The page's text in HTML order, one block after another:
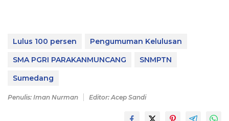
Lulus 100 persen
Pengumuman Kelulusan
SMA PGRI PARAKANMUNCANG
SNMPTN
Sumedang
Penulis: Iman Nurman Editor: Acep Sandi